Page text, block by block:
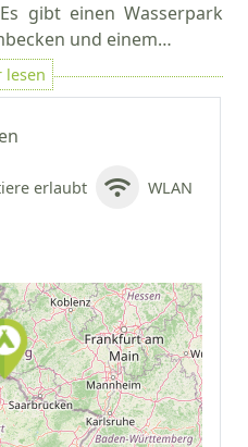
erlaubt WLAN
Maps
gibt einen Wasserpark
und einem…